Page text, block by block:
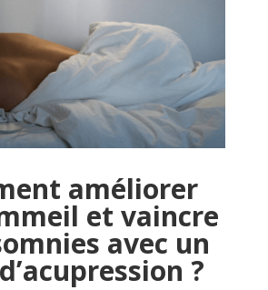
améliorer
et vaincre
avec un
?